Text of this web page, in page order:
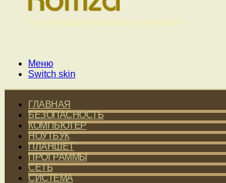
Меню
Switch skin
ГЛАВНАЯ
БЕЗОПАСНОСТЬ
КОМПЬЮТЕР
НОУТБУК
ПЛАНШЕТ
ПРОГРАММЫ
СЕТЬ
СИСТЕМА